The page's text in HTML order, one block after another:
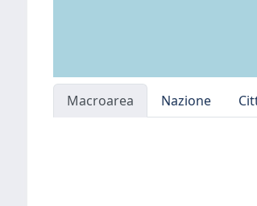
Macroarea Nazione